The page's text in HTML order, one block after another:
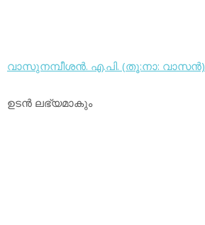
വാസുനമ്പീശന്‍. എ.പി. (തൂ:നാ: വാസന്‍)
ഉടന്‍ ലഭ്യമാകും